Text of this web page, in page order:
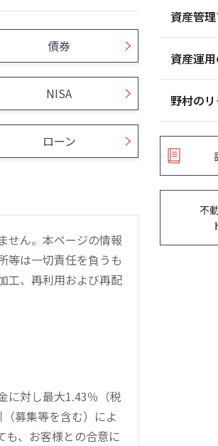
債券
NISA
ローン
せん。本ページの情報
等は一切責任を負うも
工、再利用および再配
に対し最大1.43％（税
募集等を含む）によ
も、お客様との合意に
資産管
資産運
野村の
不